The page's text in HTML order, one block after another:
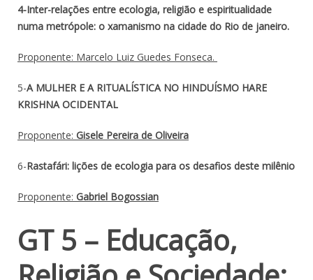
4-Inter-relações entre ecologia, religião e espiritualidade
numa metrópole: o xamanismo na cidade do Rio de janeiro.
Proponente: Marcelo Luiz Guedes Fonseca.
5-A MULHER E A RITUALÍSTICA NO HINDUÍSMO HARE
KRISHNA OCIDENTAL
Proponente: Gisele Pereira de Oliveira
6-Rastafári: lições de ecologia para os desafios deste milênio
Proponente: Gabriel Bogossian
GT 5 – Educação,